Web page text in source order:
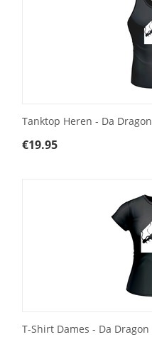
Tanktop Heren - Da Dragon
€19.95
T-Shirt Dames - Da Dragon